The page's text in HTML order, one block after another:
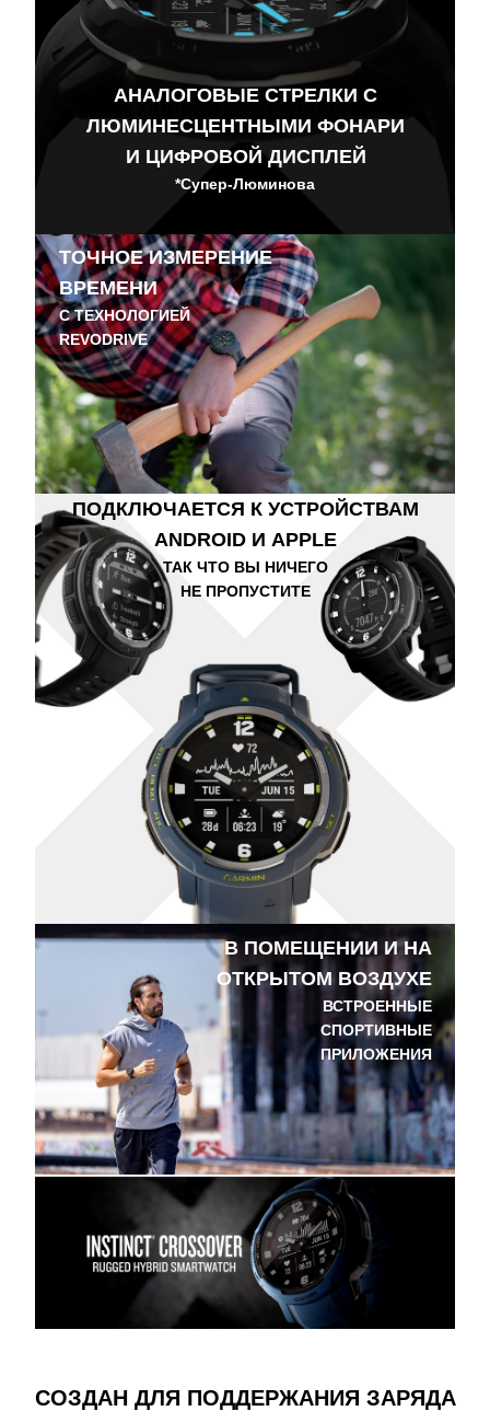
ПОДКЛЮЧАЕТСЯ К УСТРОЙСТВАМ
ANDROID И APPLE
ТОЧНОЕ ИЗМЕРЕНИЕ
ВРЕМЕНИ
В ПОМЕЩЕНИИ И НА
ОТКРЫТОМ ВОЗДУХЕ
АНАЛОГОВЫЕ СТРЕЛКИ С
ЛЮМИНЕСЦЕНТНЫМИ ФОНАРИ
И ЦИФРОВОЙ ДИСПЛЕЙ
*Супер-Люминова
ТАК ЧТО ВЫ НИЧЕГО
НЕ ПРОПУСТИТЕ
С ТЕХНОЛОГИЕЙ
REVODRIVE
ВСТРОЕННЫЕ
СПОРТИВНЫЕ
ПРИЛОЖЕНИЯ
СОЗДАН ДЛЯ ПОДДЕРЖАНИЯ ЗАРЯДА